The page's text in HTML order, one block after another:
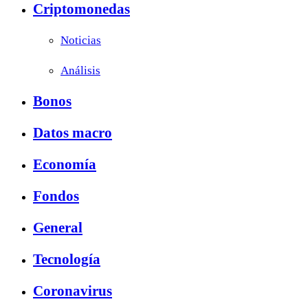
Criptomonedas
Noticias
Análisis
Bonos
Datos macro
Economía
Fondos
General
Tecnología
Coronavirus